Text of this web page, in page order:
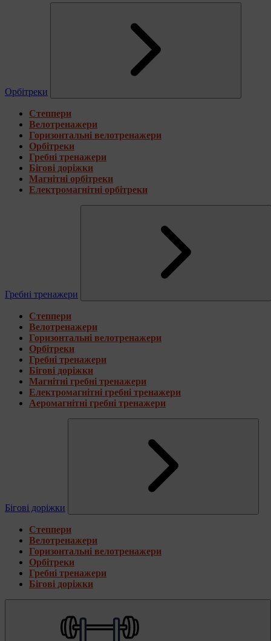
Орбітреки
Степпери
Велотренажери
Горизонтальні велотренажери
Орбітреки
Гребні тренажери
Бігові доріжки
Магнітні орбітреки
Електромагнітні орбітреки
Гребні тренажери
Степпери
Велотренажери
Горизонтальні велотренажери
Орбітреки
Гребні тренажери
Бігові доріжки
Магнітні гребні тренажери
Електромагнітні гребні тренажери
Аеромагнітні гребні тренажери
Бігові доріжки
Степпери
Велотренажери
Горизонтальні велотренажери
Орбітреки
Гребні тренажери
Бігові доріжки